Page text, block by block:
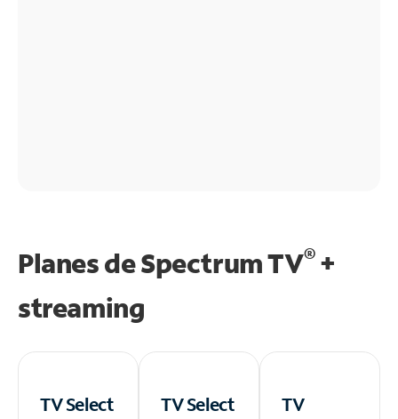
Planes de Spectrum TV®+
streaming
TV Select
TV Select
TV